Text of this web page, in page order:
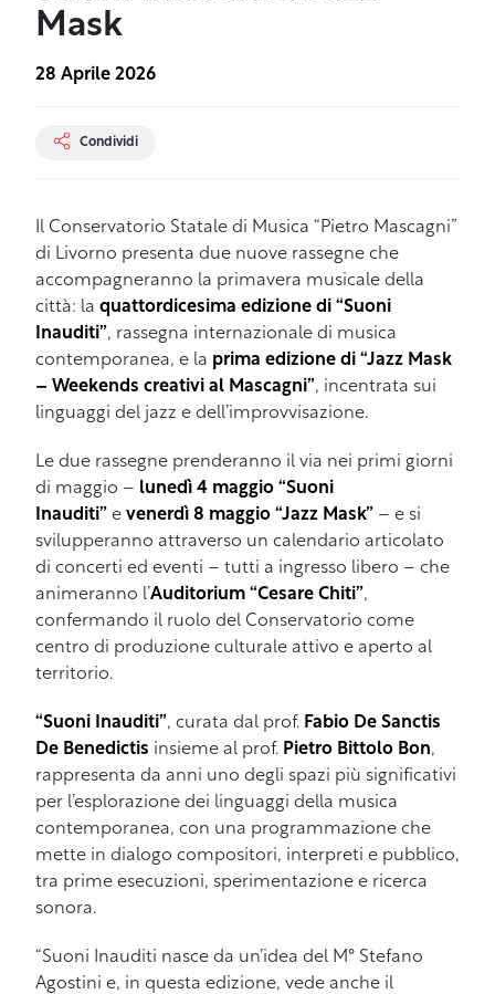
Mask
28 Aprile 2026
Condividi
Il Conservatorio Statale di Musica “Pietro Mascagni”
di Livorno presenta due nuove rassegne che
accompagneranno la primavera musicale della
città: la quattordicesima edizione di “Suoni
Inauditi”, rassegna internazionale di musica
contemporanea, e la prima edizione di “Jazz Mask
– Weekends creativi al Mascagni”, incentrata sui
linguaggi del jazz e dell’improvvisazione.
Le due rassegne prenderanno il via nei primi giorni
di maggio – lunedì 4 maggio “Suoni
Inauditi” e venerdì 8 maggio “Jazz Mask” – e si
svilupperanno attraverso un calendario articolato
di concerti ed eventi – tutti a ingresso libero – che
animeranno l’Auditorium “Cesare Chiti”,
confermando il ruolo del Conservatorio come
centro di produzione culturale attivo e aperto al
territorio.
“Suoni Inauditi”, curata dal prof. Fabio De Sanctis
De Benedictis insieme al prof. Pietro Bittolo Bon,
rappresenta da anni uno degli spazi più significativi
per l’esplorazione dei linguaggi della musica
contemporanea, con una programmazione che
mette in dialogo compositori, interpreti e pubblico,
tra prime esecuzioni, sperimentazione e ricerca
sonora.
“Suoni Inauditi nasce da un’idea del M° Stefano
Agostini e, in questa edizione, vede anche il